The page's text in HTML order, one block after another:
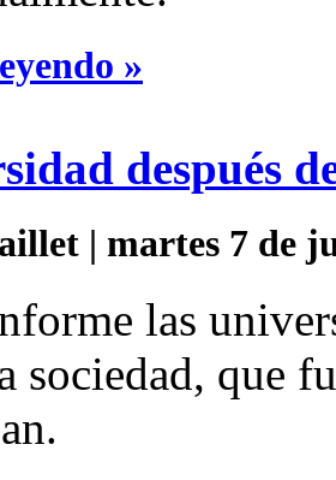
»
después
| martes 7 de
las
sociedad, que